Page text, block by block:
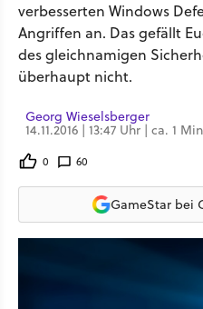
verbesserten Windows
Angriffen an. Das gefällt
des gleichnamigen
überhaupt nicht.
Georg Wieselsberger
14.11.2016 | 13:47 Uhr | ca. 1
0 60
GameStar bei